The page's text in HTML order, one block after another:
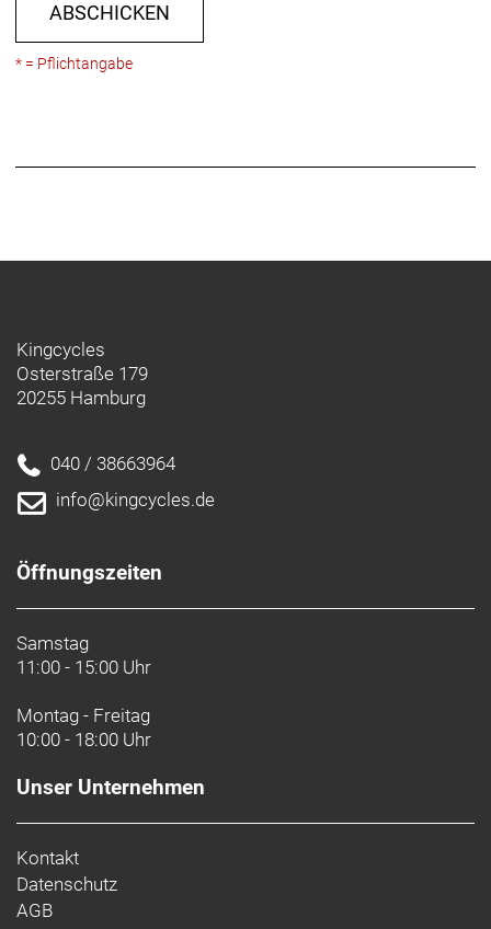
ABSCHICKEN
* = Pflichtangabe
Kingcycles
Osterstraße 179
20255 Hamburg
040 / 38663964
info@kingcycles.de
Öffnungszeiten
Samstag
11:00 - 15:00 Uhr
Montag - Freitag
10:00 - 18:00 Uhr
Unser Unternehmen
Kontakt
Datenschutz
AGB